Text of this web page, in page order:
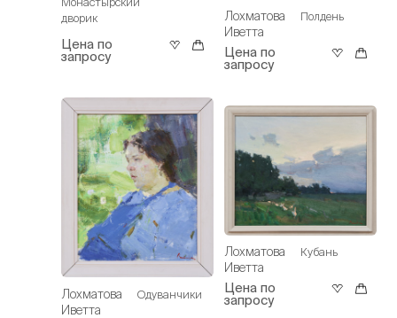
дворик
Цена по
запросу
Лохматова
Иветта
Одуванчики
Лохматова
Иветта
Полдень
Цена по
запросу
Лохматова
Иветта
Кубань
Цена по
запросу